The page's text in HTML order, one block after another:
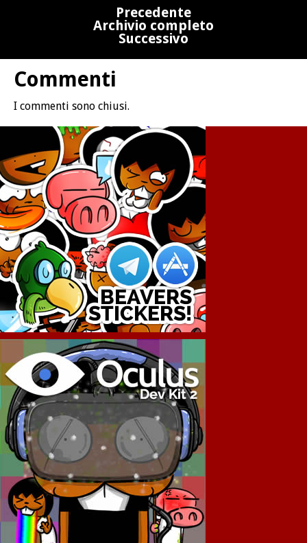
Precedente
Archivio completo
Successivo
Commenti
I commenti sono chiusi.